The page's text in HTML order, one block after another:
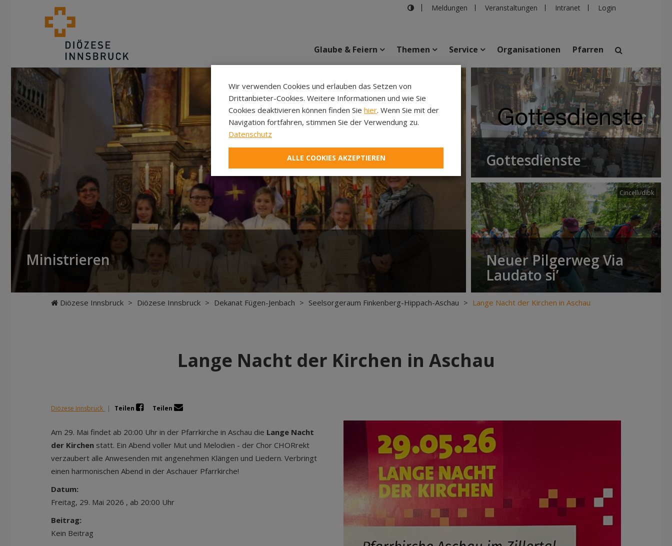
Meldungen Veranstaltungen Intranet Login
suchen
Veranstaltungen Personen Pfarren Einrichtungen
Glaube & Feiern Themen Service Organisationen Pfarren
Ministrieren
Gottesdienste
Cincelli/dibk
Neuer Pilgerweg Via
Laudato si’
Diözese Innsbruck > Diözese Innsbruck > Dekanat Fügen-Jenbach > Seelsorgeraum Finkenberg-Hippach-Aschau > Lange Nacht der Kirchen in Aschau
Lange Nacht der Kirchen in Aschau
Diözese Innsbruck | Teilen Teilen
Am 29. Mai findet ab 20:00 Uhr in der Pfarrkirche in Aschau die Lange Nacht
der Kirchen statt. Ein Abend voller Mut und Melodien - der Chor CHORrekt
verzaubert alle Anwesenden mit angenehmen Klängen und Liedern. Verbringt
einen harmonischen Abend in der Aschauer Pfarrkirche!
Datum:
Freitag, 29. Mai 2026 , ab 20:00 Uhr
Beitrag:
Kein Beitrag
Wir verwenden Cookies und erlauben das Setzen von
Drittanbieter-Cookies. Weitere Informationen und wie Sie
Cookies deaktivieren können finden Sie hier. Wenn Sie mit der
Navigation fortfahren, stimmen Sie der Verwendung zu.
Datenschutz
ALLE COOKIES AKZEPTIEREN